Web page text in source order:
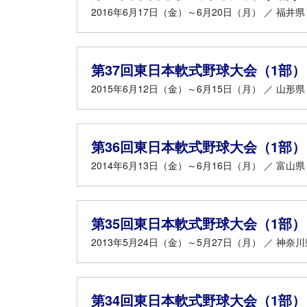
2016年6月17日（金）～6月20日（月） ／ 福井県
第37回東日本軟式野球大会（1部）
2015年6月12日（金）～6月15日（月） ／ 山形県
第36回東日本軟式野球大会（1部）
2014年6月13日（金）～6月16日（月） ／ 富山県
第35回東日本軟式野球大会（1部）
2013年5月24日（金）～5月27日（月） ／ 神奈
第34回東日本軟式野球大会（1部）